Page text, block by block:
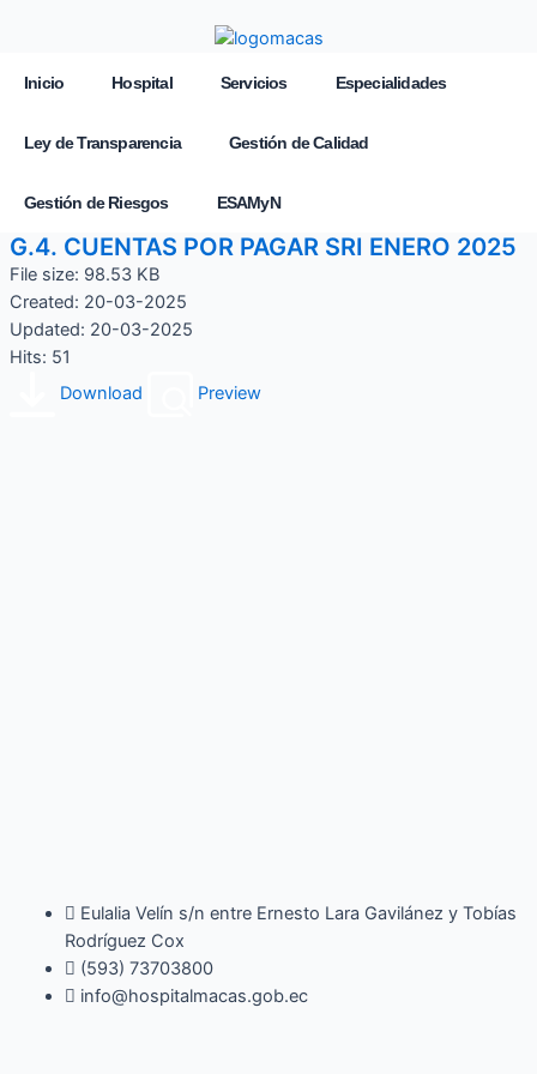
Inicio Hospital Servicios Especialidades
Ley de Transparencia Gestión de Calidad
Gestión de Riesgos ESAMyN
G.4. CUENTAS POR PAGAR SRI ENERO 2025
File size: 98.53 KB
Created: 20-03-2025
Updated: 20-03-2025
Hits: 51
Download
Preview
Eulalia Velín s/n entre Ernesto Lara Gavilánez y Tobías
Rodríguez Cox
(593) 73703800​
info@hospitalmacas.gob.ec